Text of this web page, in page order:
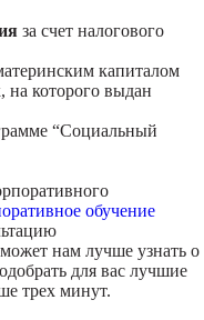
за счет налогового
капиталом
которого выдан
“Социальный
обучение
нам лучше узнать о
для вас лучшие
трех минут.